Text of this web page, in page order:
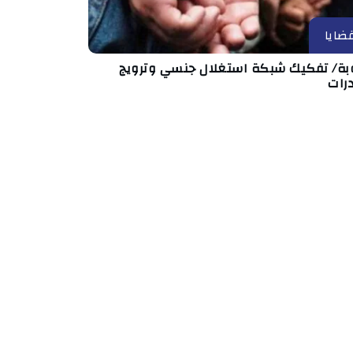
تفكيك شبكة استغلال جنسي وترويج